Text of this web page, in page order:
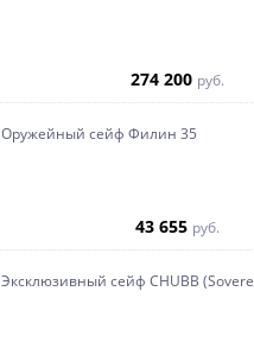
274 200 руб.
Оружейный сейф Филин 35
43 655 руб.
Эксклюзивный сейф CHUBB